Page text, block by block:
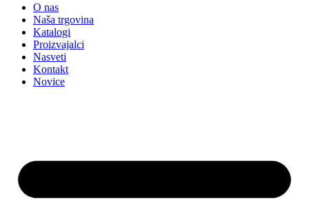
O nas
Naša trgovina
Katalogi
Proizvajalci
Nasveti
Kontakt
Novice